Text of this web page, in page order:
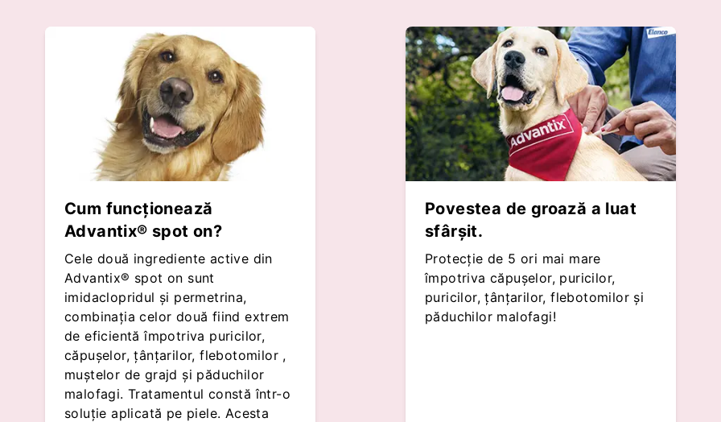
Cum funcționează
Advantix® spot on?
Cele două ingrediente active din
Advantix® spot on sunt
imidaclopridul și permetrina,
combinația celor două fiind extrem
de eficientă împotriva puricilor,
căpușelor, țânțarilor, flebotomilor ,
muștelor de grajd și păduchilor
malofagi. Tratamentul constă într-o
soluție aplicată pe piele. Acesta
Povestea de groază a luat
sfârșit.
Protecție de 5 ori mai mare
împotriva căpușelor, puricilor,
puricilor, țânțarilor, flebotomilor și
păduchilor malofagi!